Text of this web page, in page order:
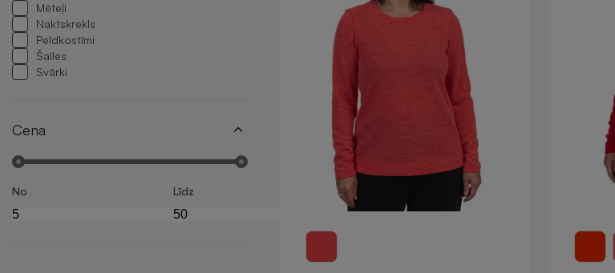
Mēteļi
Naktskrekls
Peldkostīmi
Šalles
Svārki
Cena
No Līdz